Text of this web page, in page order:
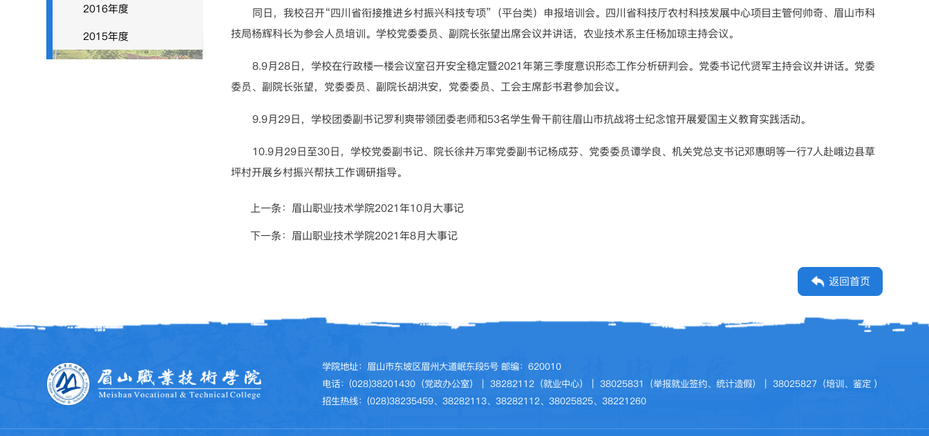
2016年度
2015年度
同日，我校召开“四川省衔接推进乡村振兴科技专项”（平台类）申报培训会。四川省科技厅农村科技发展中心项目主管何帅奇、眉山市科
技局杨辉科长为参会人员培训。学校党委委员、副院长张望出席会议并讲话，农业技术系主任杨加琼主持会议。
8.9月28日，学校在行政楼一楼会议室召开安全稳定暨2021年第三季度意识形态工作分析研判会。党委书记代贤军主持会议并讲话。党委
委员、副院长张望，党委委员、副院长胡洪安，党委委员、工会主席彭书君参加会议。
9.9月29日，学校团委副书记罗利爽带领团委老师和53名学生骨干前往眉山市抗战将士纪念馆开展爱国主义教育实践活动。
10.9月29日至30日，学校党委副书记、院长徐井万率党委副书记杨成芬、党委委员谭学良、机关党总支书记邓惠明等一行7人赴峨边县草
坪村开展乡村振兴帮扶工作调研指导。
上一条： 眉山职业技术学院2021年10月大事记
下一条： 眉山职业技术学院2021年8月大事记
返回首页
学院地址：眉山市东坡区眉州大道岷东段5号 邮编：620010
电话：(028)38201430（党政办公室）｜ 38282112（就业中心）｜ 38025831（举报就业签约、统计造假）｜ 38025827（培训、鉴定 ）
招生热线：(028)38235459、38282113、38282112、38025825、38221260